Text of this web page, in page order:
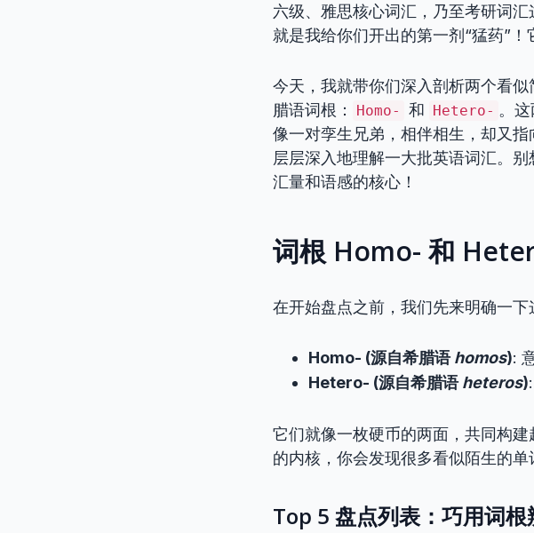
六级、雅思核心词汇，乃至考研词
就是我给你们开出的第一剂“猛药”
今天，我就带你们深入剖析两个看
腊语词根：
Homo- 和 Hetero- 。
像一对孪生兄弟，相伴相生，却又
层层深入地理解一大批英语词汇。
汇量和语感的核心！
词根 Homo- 和
在开始盘点之前，我们先来明确一下
Homo- (源自希腊语homos):
Hetero- (源自希腊语heteros)
它们就像一枚硬币的两面，共同构
的内核，你会发现很多看似陌生的单
Top 5 盘点列表：巧用词